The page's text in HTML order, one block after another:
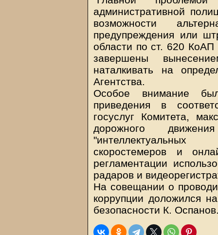
административной
возможности
предупреждения или
области по ст. 620
завершены
наталкивать на
Агентства.
Особое внимание
приведения в
госуслуг Комитета,
дорожного
"интеллектуальных
скоростемеров и
регламентации
радаров и
На совещании о
коррупции доложился
безопасности К.